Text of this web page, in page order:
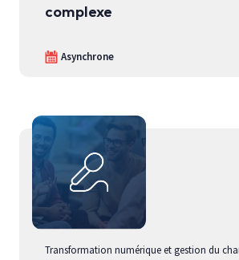
complexe
Asynchrone
Transformation numérique et gestion du